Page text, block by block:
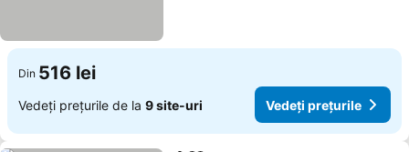
Din 516 lei
Vedeți prețurile de la 9 site-uri Vedeți prețurile